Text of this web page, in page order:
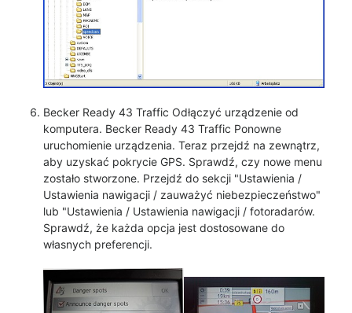
Becker Ready 43 Traffic Odłączyć urządzenie od
komputera. Becker Ready 43 Traffic Ponowne
uruchomienie urządzenia. Teraz przejdź na zewnątrz,
aby uzyskać pokrycie GPS. Sprawdź, czy nowe menu
zostało stworzone. Przejdź do sekcji "Ustawienia /
Ustawienia nawigacji / zauważyć niebezpieczeństwo"
lub "Ustawienia / Ustawienia nawigacji / fotoradarów.
Sprawdź, że każda opcja jest dostosowane do
własnych preferencji.